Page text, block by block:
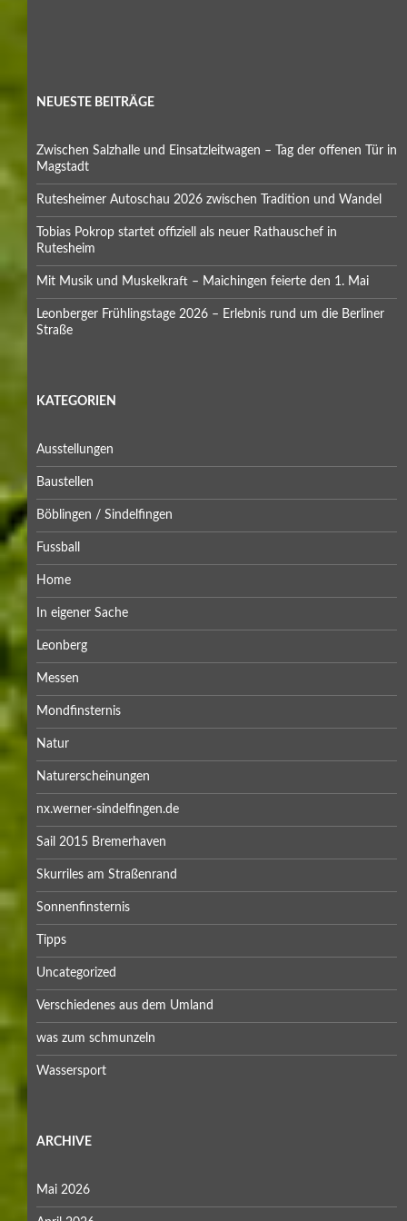
NEUESTE BEITRÄGE
Zwischen Salzhalle und Einsatzleitwagen – Tag der offenen Tür in
Magstadt
Rutesheimer Autoschau 2026 zwischen Tradition und Wandel
Tobias Pokrop startet offiziell als neuer Rathauschef in
Rutesheim
Mit Musik und Muskelkraft – Maichingen feierte den 1. Mai
Leonberger Frühlingstage 2026 – Erlebnis rund um die Berliner
Straße
KATEGORIEN
Ausstellungen
Baustellen
Böblingen / Sindelfingen
Fussball
Home
In eigener Sache
Leonberg
Messen
Mondfinsternis
Natur
Naturerscheinungen
nx.werner-sindelfingen.de
Sail 2015 Bremerhaven
Skurriles am Straßenrand
Sonnenfinsternis
Tipps
Uncategorized
Verschiedenes aus dem Umland
was zum schmunzeln
Wassersport
ARCHIVE
Mai 2026